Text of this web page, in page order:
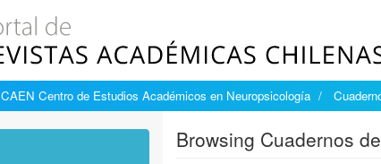
CAEN Centro de Estudios Académicos en Neuropsicología
Browsing Cuadernos